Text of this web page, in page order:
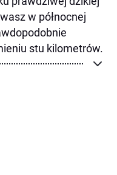
w północnej
stu kilometrów.